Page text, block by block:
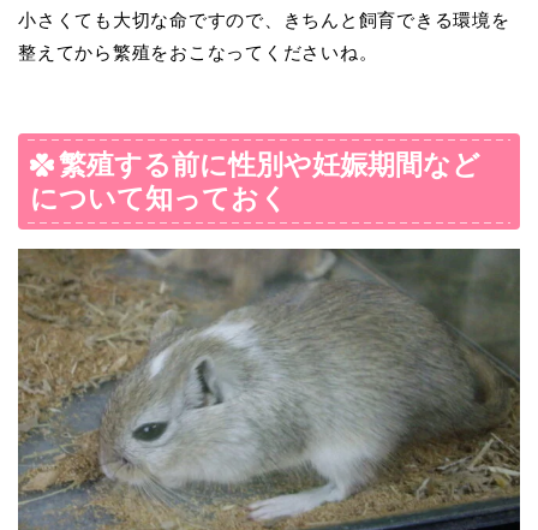
小さくても大切な命ですので、きちんと飼育できる環境を
整えてから繁殖をおこなってくださいね。
繁殖する前に性別や妊娠期間など
について知っておく